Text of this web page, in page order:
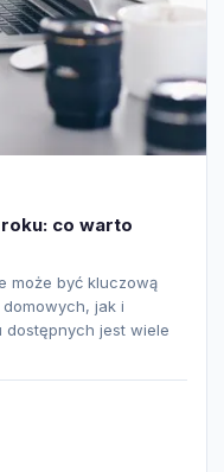
co warto
może być kluczową
jak i
dostępnych jest wiele